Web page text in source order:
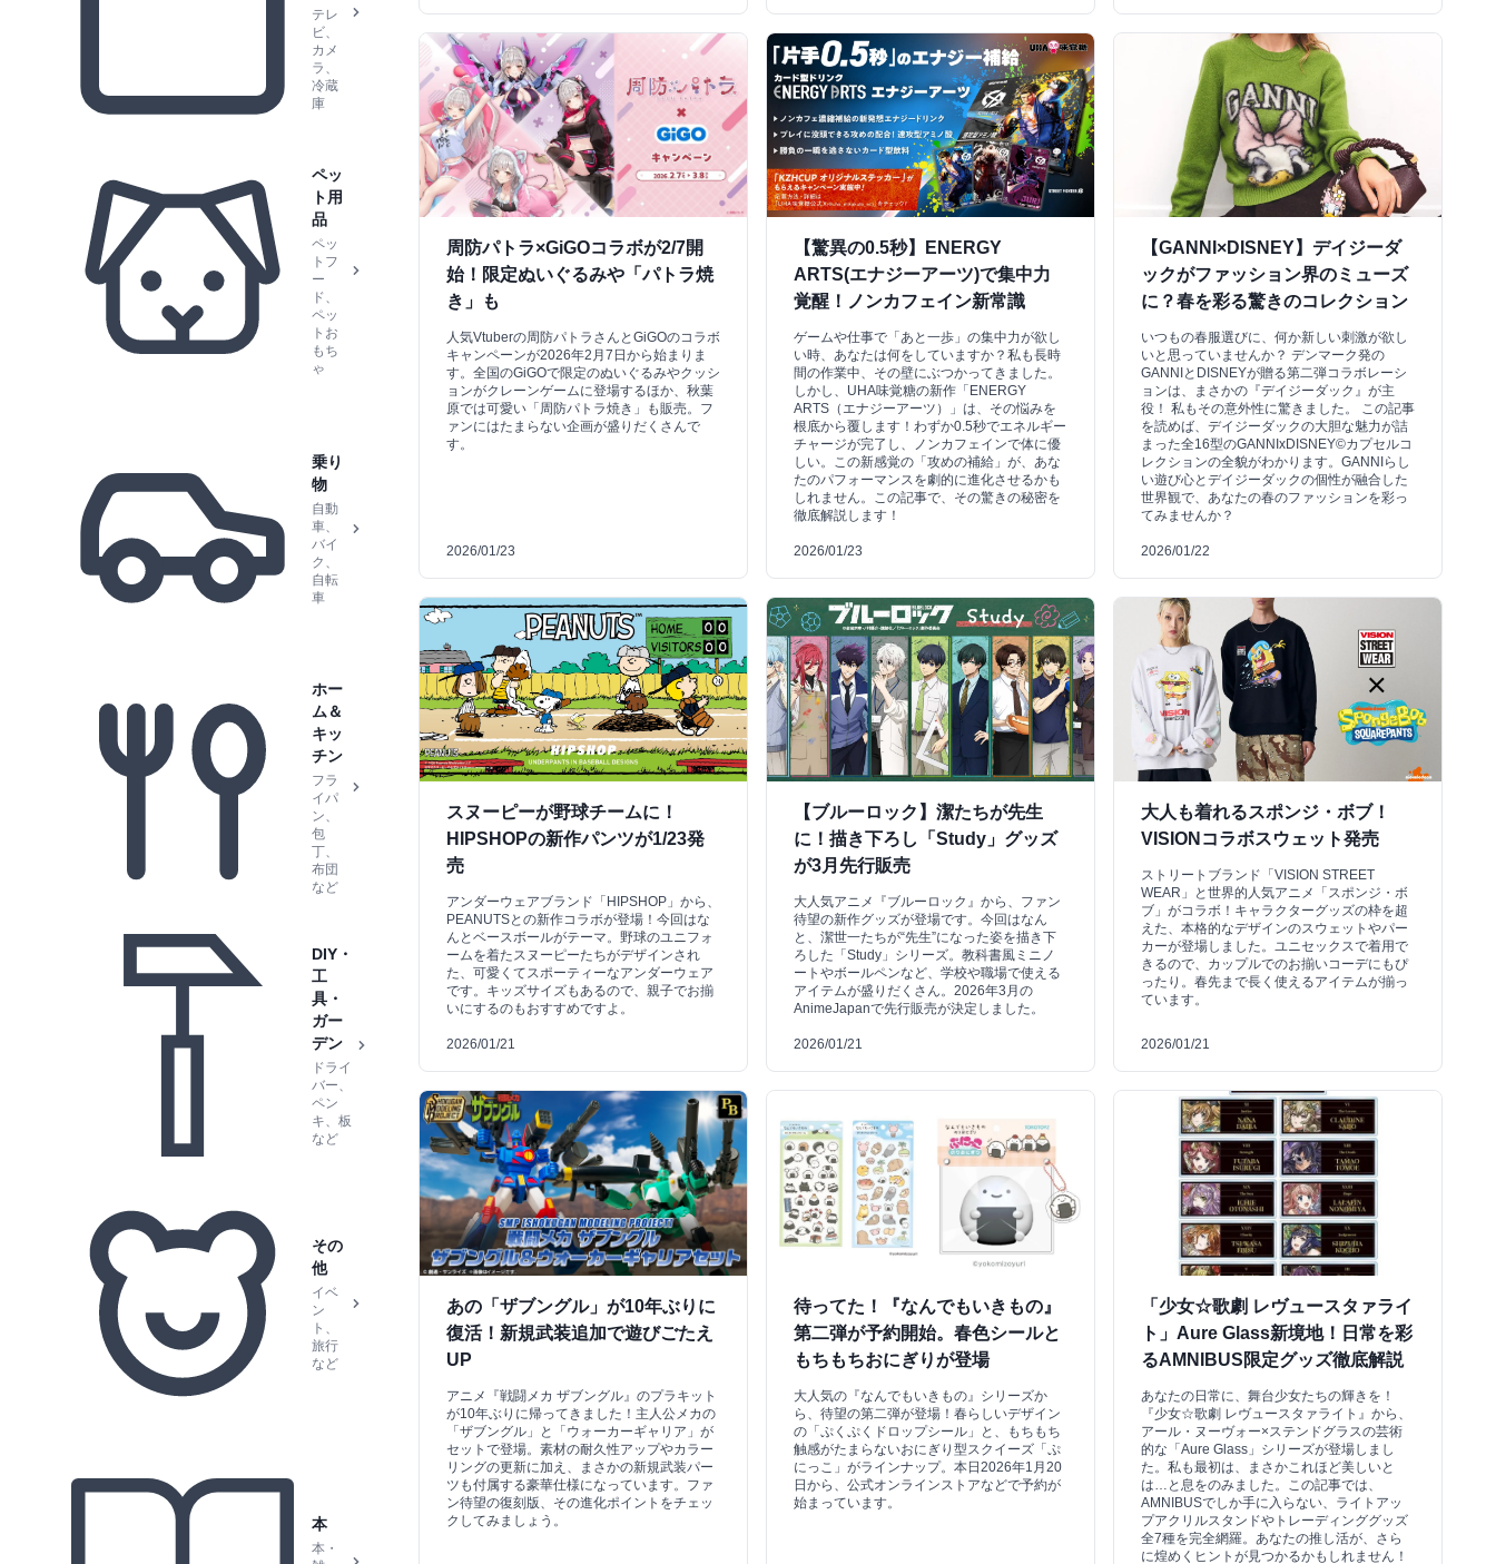
テレ
ビ、
カメ
ラ、
冷蔵
庫
ペッ
ト用
品
ペッ
トフ
ー
ド、
ペッ
トお
もち
ゃ
乗り
物
自動
車、
バイ
ク、
自転
車
ホー
ム＆
キッ
チン
フラ
イパ
ン、
包
丁、
布団
など
DIY・
工
具・
ガー
デン
ドライ
バー、
ペン
キ、板
など
その
他
イベ
ン
ト、
旅行
など
本
本・
周防パトラ×GiGOコラボが2/7開
始！限定ぬいぐるみや「パトラ焼
き」も
人気Vtuberの周防パトラさんとGiGOのコラボ
キャンペーンが2026年2月7日から始まりま
す。全国のGiGOで限定のぬいぐるみやクッシ
ョンがクレーンゲームに登場するほか、秋葉
原では可愛い「周防パトラ焼き」も販売。フ
ァンにはたまらない企画が盛りだくさんで
す。
2026/01/23
【驚異の0.5秒】ENERGY
ARTS(エナジーアーツ)で集中力
覚醒！ノンカフェイン新常識
ゲームや仕事で「あと一歩」の集中力が欲し
い時、あなたは何をしていますか？私も長時
間の作業中、その壁にぶつかってきました。
しかし、UHA味覚糖の新作「ENERGY
ARTS（エナジーアーツ）」は、その悩みを
根底から覆します！わずか0.5秒でエネルギー
チャージが完了し、ノンカフェインで体に優
しい。この新感覚の「攻めの補給」が、あな
たのパフォーマンスを劇的に進化させるかも
しれません。この記事で、その驚きの秘密を
徹底解説します！
2026/01/23
【GANNI×DISNEY】デイジーダ
ックがファッション界のミューズ
に？春を彩る驚きのコレクション
いつもの春服選びに、何か新しい刺激が欲し
いと思っていませんか？ デンマーク発の
GANNIとDISNEYが贈る第二弾コラボレーシ
ョンは、まさかの『デイジーダック』が主
役！ 私もその意外性に驚きました。 この記事
を読めば、デイジーダックの大胆な魅力が詰
まった全16型のGANNIxDISNEY©カプセルコ
レクションの全貌がわかります。GANNIらし
い遊び心とデイジーダックの個性が融合した
世界観で、あなたの春のファッションを彩っ
てみませんか？
2026/01/22
スヌーピーが野球チームに！
HIPSHOPの新作パンツが1/23発
売
アンダーウェアブランド「HIPSHOP」から、
PEANUTSとの新作コラボが登場！今回はな
んとベースボールがテーマ。野球のユニフォ
ームを着たスヌーピーたちがデザインされ
た、可愛くてスポーティーなアンダーウェア
です。キッズサイズもあるので、親子でお揃
いにするのもおすすめですよ。
2026/01/21
【ブルーロック】潔たちが先生
に！描き下ろし「Study」グッズ
が3月先行販売
大人気アニメ『ブルーロック』から、ファン
待望の新作グッズが登場です。今回はなん
と、潔世一たちが“先生”になった姿を描き下
ろした「Study」シリーズ。教科書風ミニノ
ートやボールペンなど、学校や職場で使える
アイテムが盛りだくさん。2026年3月の
AnimeJapanで先行販売が決定しました。
2026/01/21
大人も着れるスポンジ・ボブ！
VISIONコラボスウェット発売
ストリートブランド「VISION STREET
WEAR」と世界的人気アニメ「スポンジ・ボ
ブ」がコラボ！キャラクターグッズの枠を超
えた、本格的なデザインのスウェットやパー
カーが登場しました。ユニセックスで着用で
きるので、カップルでのお揃いコーデにもぴ
ったり。春先まで長く使えるアイテムが揃っ
ています。
2026/01/21
あの「ザブングル」が10年ぶりに
復活！新規武装追加で遊びごたえ
UP
アニメ『戦闘メカ ザブングル』のプラキット
が10年ぶりに帰ってきました！主人公メカの
「ザブングル」と「ウォーカーギャリア」が
セットで登場。素材の耐久性アップやカラー
リングの更新に加え、まさかの新規武装パー
ツも付属する豪華仕様になっています。ファ
ン待望の復刻版、その進化ポイントをチェッ
クしてみましょう。
待ってた！『なんでもいきもの』
第二弾が予約開始。春色シールと
もちもちおにぎりが登場
大人気の『なんでもいきもの』シリーズか
ら、待望の第二弾が登場！春らしいデザイン
の「ぷくぷくドロップシール」と、もちもち
触感がたまらないおにぎり型スクイーズ「ぷ
にっこ」がラインナップ。本日2026年1月20
日から、公式オンラインストアなどで予約が
始まっています。
「少女☆歌劇 レヴュースタァライ
ト」Aure Glass新境地！日常を彩
るAMNIBUS限定グッズ徹底解説
あなたの日常に、舞台少女たちの輝きを！
『少女☆歌劇 レヴュースタァライト』から、
アール・ヌーヴォー×ステンドグラスの芸術
的な「Aure Glass」シリーズが登場しまし
た。私も最初は、まさかこれほど美しいと
は…と息をのみました。この記事では、
AMNIBUSでしか手に入らない、ライトアッ
プアクリルスタンドやトレーディンググッズ
全7種を完全網羅。あなたの推し活が、さら
に煌めくヒントが見つかるかもしれません！